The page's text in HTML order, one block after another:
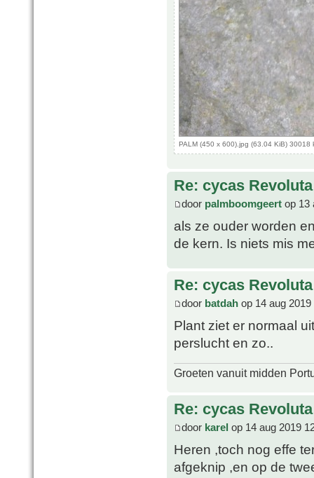
PALM (450 x 600).jpg (63.04 KiB) 30018
Re: cycas Revoluta
door palmboomgeert op 13
als ze ouder worden
de kern. Is niets mis
Re: cycas Revoluta
door batdah op 14 aug 2019
Plant ziet er normaal
perslucht en zo..
Groeten vanuit midden
Re: cycas Revoluta
door karel op 14 aug 2019
Heren ,toch nog effe
afgeknip ,en op de